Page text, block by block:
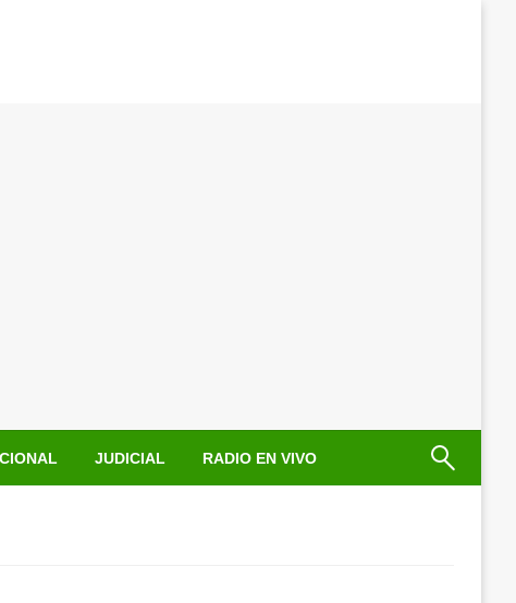
JUDICIAL RADIO EN VIVO